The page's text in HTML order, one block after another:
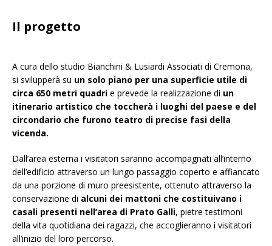
Il progetto
A cura dello studio Bianchini & Lusiardi Associati di Cremona,
si svilupperà su un solo piano per una superficie utile di
circa 650 metri quadri e prevede la realizzazione di un
itinerario artistico che toccherà i luoghi del paese e del
circondario che furono teatro di precise fasi della
vicenda.
Dall’area esterna i visitatori saranno accompagnati all’interno
dell’edificio attraverso un lungo passaggio coperto e affiancato
da una porzione di muro preesistente, ottenuto attraverso la
conservazione di alcuni dei mattoni che costituivano i
casali presenti nell’area di Prato Galli, pietre testimoni
della vita quotidiana dei ragazzi, che accoglieranno i visitatori
all’inizio del loro percorso.